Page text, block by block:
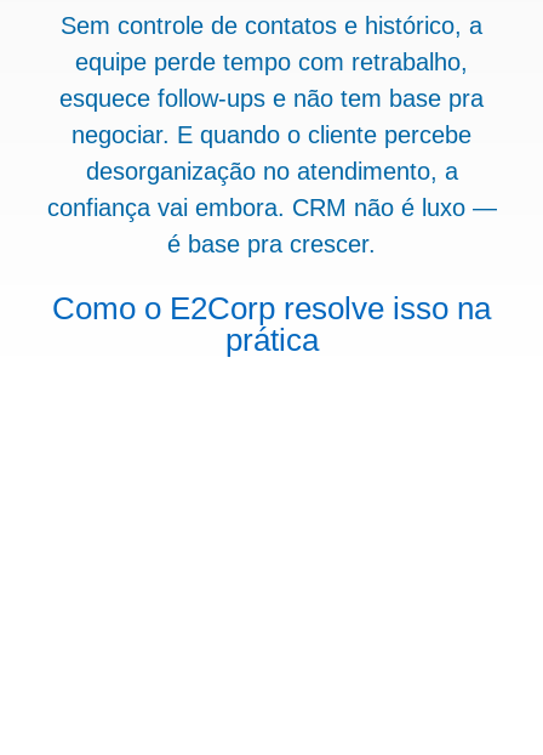
Sem controle de contatos e histórico, a
equipe perde tempo com retrabalho,
esquece follow-ups e não tem base pra
negociar. E quando o cliente percebe
desorganização no atendimento, a
confiança vai embora. CRM não é luxo —
é base pra crescer.
Como o E2Corp resolve isso na
prática